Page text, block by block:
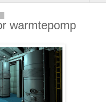
warmtepomp